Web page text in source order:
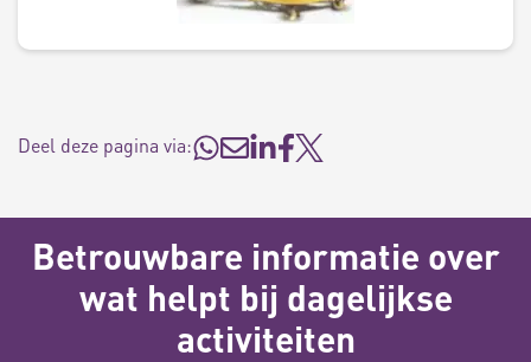
Deel deze pagina via:
Betrouwbare informatie over
wat helpt bij dagelijkse
activiteiten